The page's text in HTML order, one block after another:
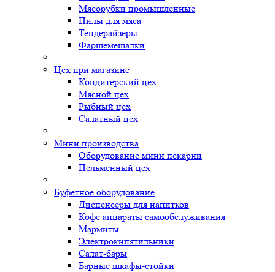
Мясорубки промышленные
Пилы для мяса
Тендерайзеры
Фаршемешалки
Цех при магазине
Кондитерский цех
Мясной цех
Рыбный цех
Салатный цех
Мини производства
Оборудование мини пекарни
Пельменный цех
Буфетное оборудование
Диспенсеры для напитков
Кофе аппараты самообслуживания
Мармиты
Электрокипятильники
Cалат-бары
Барные шкафы-стойки